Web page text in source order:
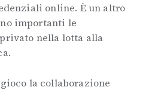
online. È un altro
importanti le
nella lotta alla
la collaborazione